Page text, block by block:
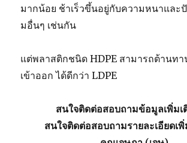
มากน้อย ช้าเร็วขึ้นอยู่กับความหนาและ
มอื่นๆ เช่นกัน
แต่พลาสติกชนิด HDPE สามารถต้านท
เข้าออก ได้ดีกว่า LDPE
สนใจติดต่อสอบถามข้อมูลเพิ่มเ
สนใจติดต่อสอบถามรายละเอียดเ